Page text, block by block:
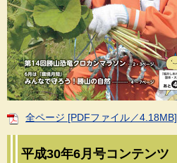
全ページ [PDFファイル／4.18MB]
平成30年6月号コンテンツ